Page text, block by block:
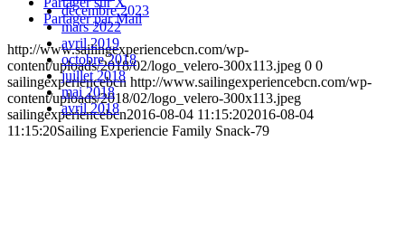
Partager par Mail
http://www.sailingexperiencebcn.com/wp-
content/uploads/2018/02/logo_velero-300x113.jpeg 0 0
sailingexperiencebcn http://www.sailingexperiencebcn.com/wp-
content/uploads/2018/02/logo_velero-300x113.jpeg
sailingexperiencebcn2016-08-04 11:15:202016-08-04
11:15:20Sailing Experiencie Family Snack-79
décembre 2023
mars 2022
avril 2019
octobre 2018
juillet 2018
mai 2018
avril 2018